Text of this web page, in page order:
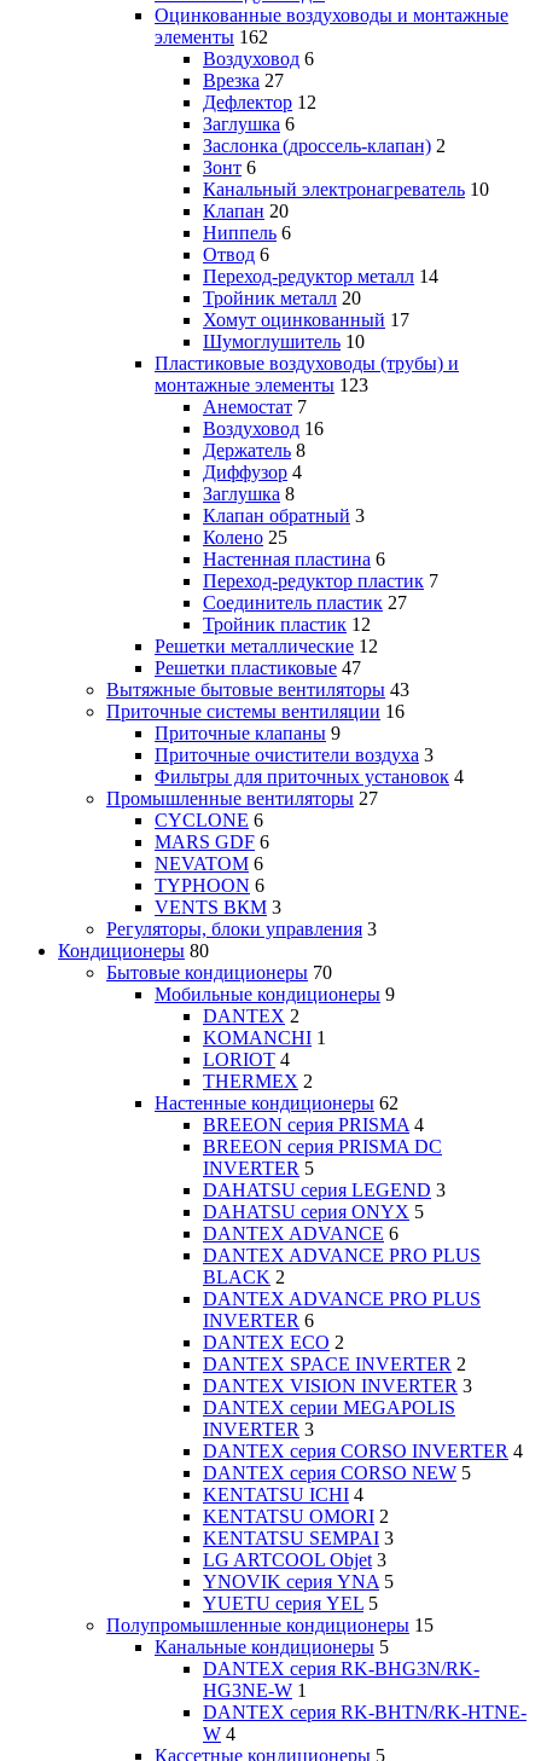
Оцинкованные воздуховоды и монтажные
элементы 162
Воздуховод 6
Врезка 27
Дефлектор 12
Заглушка 6
Заслонка (дроссель-клапан) 2
Зонт 6
Канальный электронагреватель 10
Клапан 20
Ниппель 6
Отвод 6
Переход-редуктор металл 14
Тройник металл 20
Хомут оцинкованный 17
Шумоглушитель 10
Пластиковые воздуховоды (трубы) и
монтажные элементы 123
Анемостат 7
Воздуховод 16
Держатель 8
Диффузор 4
Заглушка 8
Клапан обратный 3
Колено 25
Настенная пластина 6
Переход-редуктор пластик 7
Соединитель пластик 27
Тройник пластик 12
Решетки металлические 12
Решетки пластиковые 47
Вытяжные бытовые вентиляторы 43
Приточные системы вентиляции 16
Приточные клапаны 9
Приточные очистители воздуха 3
Фильтры для приточных установок 4
Промышленные вентиляторы 27
CYCLONE 6
MARS GDF 6
NEVATOM 6
TYPHOON 6
VENTS ВКМ 3
Регуляторы, блоки управления 3
Кондиционеры 80
Бытовые кондиционеры 70
Мобильные кондиционеры 9
DANTEX 2
KOMANCHI 1
LORIOT 4
THERMEX 2
Настенные кондиционеры 62
BREEON серия PRISMA 4
BREEON серия PRISMA DC
INVERTER 5
DAHATSU серия LEGEND 3
DAHATSU серия ONYX 5
DANTEX ADVANCE 6
DANTEX ADVANCE PRO PLUS
BLACK 2
DANTEX ADVANCE PRO PLUS
INVERTER 6
DANTEX ECO 2
DANTEX SPACE INVERTER 2
DANTEX VISION INVERTER 3
DANTEX серии MEGAPOLIS
INVERTER 3
DANTEX серия CORSO INVERTER 4
DANTEX серия CORSO NEW 5
KENTATSU ICHI 4
KENTATSU OMORI 2
KENTATSU SEMPAI 3
LG ARTCOOL Objet 3
YNOVIK серия YNA 5
YUETU серия YEL 5
Полупромышленные кондиционеры 15
Канальные кондиционеры 5
DANTEX cерия RK-BHG3N/RK-
HG3NE-W 1
DANTEX cерия RK-BHTN/RK-HTNE-
W 4
Кассетные кондиционеры 5